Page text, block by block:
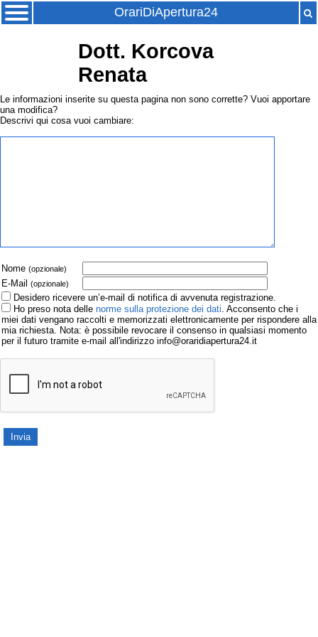
OrariDiApertura24
Dott. Korcova
Renata
Le informazioni inserite su questa pagina non sono corrette? Vuoi apportare
una modifica?
Descrivi qui cosa vuoi cambiare:
Nome (opzionale)
E-Mail (opzionale)
Desidero ricevere un’e-mail di notifica di avvenuta registrazione.
Ho preso nota delle norme sulla protezione dei dati. Acconsento che i
miei dati vengano raccolti e memorizzati elettronicamente per rispondere alla
mia richiesta. Nota: è possibile revocare il consenso in qualsiasi momento
per il futuro tramite e-mail all'indirizzo info@oraridiapertura24.it